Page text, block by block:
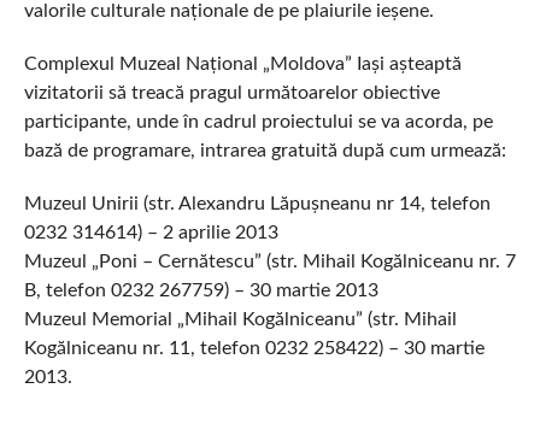
valorile culturale naționale de pe plaiurile ieșene.
Complexul Muzeal Național „Moldova” Iași așteaptă
vizitatorii să treacă pragul următoarelor obiective
participante, unde în cadrul proiectului se va acorda, pe
bază de programare, intrarea gratuită după cum urmează:
Muzeul Unirii (str. Alexandru Lăpușneanu nr 14, telefon
0232 314614) – 2 aprilie 2013
Muzeul „Poni – Cernătescu” (str. Mihail Kogălniceanu nr. 7
B, telefon 0232 267759) – 30 martie 2013
Muzeul Memorial „Mihail Kogălniceanu” (str. Mihail
Kogălniceanu nr. 11, telefon 0232 258422) – 30 martie
2013.